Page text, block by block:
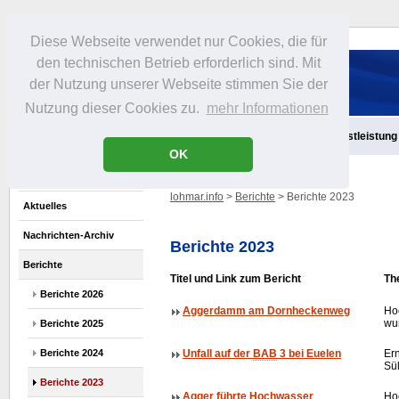
Diese Webseite verwendet nur Cookies, die für
den technischen Betrieb erforderlich sind. Mit
der Nutzung unserer Webseite stimmen Sie der
Nutzung dieser Cookies zu. mehr Informationen
OK
Infos Freizeit Gastronomie Dienstleistung
Aktuelles
Nachrichten-Archiv
Berichte
Berichte 2026
Berichte 2025
Berichte 2024
Berichte 2023
lohmar.info > Berichte > Berichte 2023
Berichte 2023
Titel und Link zum Bericht
Aggerdamm am Dornheckenweg
Unfall auf der BAB 3 bei Euelen
Agger führte Hochwasser